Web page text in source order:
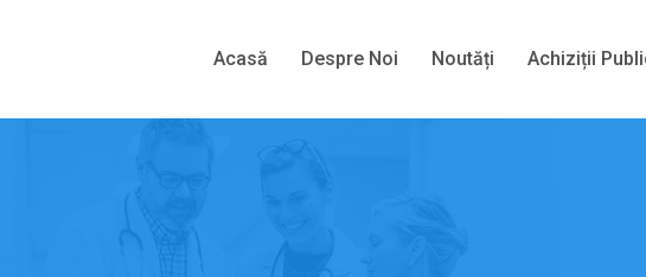
Acasă Despre Noi Noutăți Achiziții